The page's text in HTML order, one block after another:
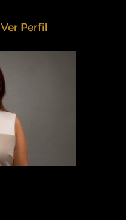
Ver Perfil